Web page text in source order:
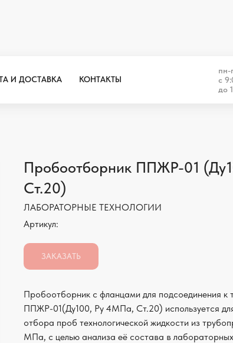
И ДОСТАВКА КОНТАКТЫ
пн-
с
до
Пробоотборник ППЖР-01
Ст.20)
ЛАБОРАТОРНЫЕ ТЕХНОЛОГИИ
Артикул:
ЗАКАЗАТЬ
Пробоотборник с фланцами для подсоединения к
ППЖР-01(Ду100, Ру 4МПа, Ст.20) используется
отбора проб технологической жидкости из
МПа, с целью анализа её состава в лабораторных